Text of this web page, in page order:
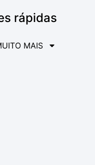
rápidas
MAIS